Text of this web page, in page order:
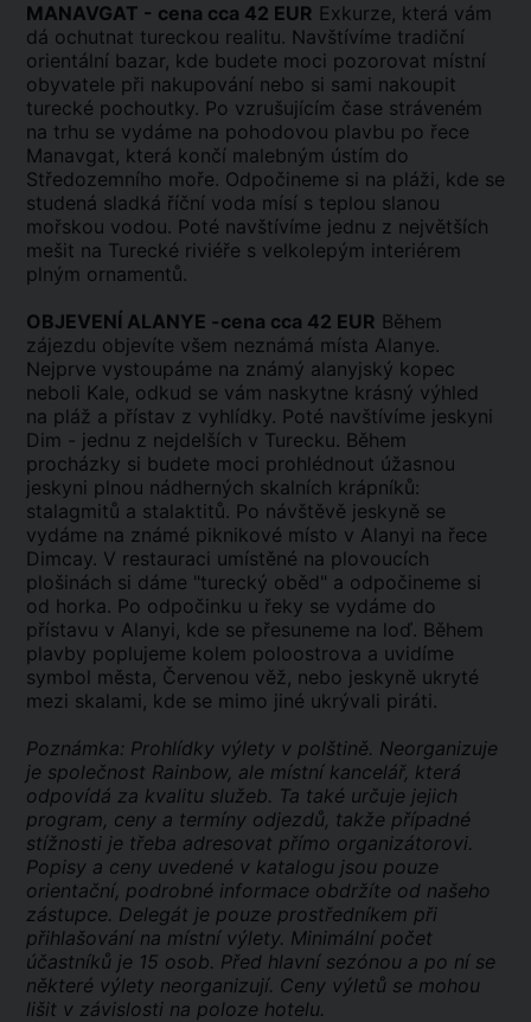
MANAVGAT - cena cca 42 EUR Exkurze, která vám
dá ochutnat tureckou realitu. Navštívíme tradiční
orientální bazar, kde budete moci pozorovat místní
obyvatele při nakupování nebo si sami nakoupit
turecké pochoutky. Po vzrušujícím čase stráveném
na trhu se vydáme na pohodovou plavbu po řece
Manavgat, která končí malebným ústím do
Středozemního moře. Odpočineme si na pláži, kde se
studená sladká říční voda mísí s teplou slanou
mořskou vodou. Poté navštívíme jednu z největších
mešit na Turecké riviéře s velkolepým interiérem
plným ornamentů.
OBJEVENÍ ALANYE -cena cca 42 EUR Během
zájezdu objevíte všem neznámá místa Alanye.
Nejprve vystoupáme na známý alanyjský kopec
neboli Kale, odkud se vám naskytne krásný výhled
na pláž a přístav z vyhlídky. Poté navštívíme jeskyni
Dim - jednu z nejdelších v Turecku. Během
procházky si budete moci prohlédnout úžasnou
jeskyni plnou nádherných skalních krápníků:
stalagmitů a stalaktitů. Po návštěvě jeskyně se
vydáme na známé piknikové místo v Alanyi na řece
Dimcay. V restauraci umístěné na plovoucích
plošinách si dáme "turecký oběd" a odpočineme si
od horka. Po odpočinku u řeky se vydáme do
přístavu v Alanyi, kde se přesuneme na loď. Během
plavby poplujeme kolem poloostrova a uvidíme
symbol města, Červenou věž, nebo jeskyně ukryté
mezi skalami, kde se mimo jiné ukrývali piráti.
Poznámka: Prohlídky výlety v polštině. Neorganizuje
je společnost Rainbow, ale místní kancelář, která
odpovídá za kvalitu služeb. Ta také určuje jejich
program, ceny a termíny odjezdů, takže případné
stížnosti je třeba adresovat přímo organizátorovi.
Popisy a ceny uvedené v katalogu jsou pouze
orientační, podrobné informace obdržíte od našeho
zástupce. Delegát je pouze prostředníkem při
přihlašování na místní výlety. Minimální počet
účastníků je 15 osob. Před hlavní sezónou a po ní se
některé výlety neorganizují. Ceny výletů se mohou
lišit v závislosti na poloze hotelu.